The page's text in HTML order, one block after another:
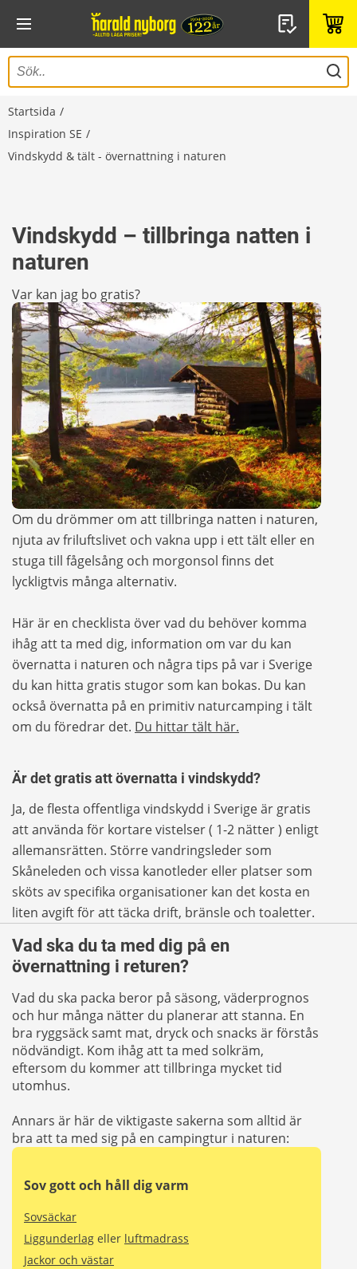
Startsida
Inspiration SE
Vindskydd & tält - övernattning i naturen
Vindskydd – tillbringa natten i
naturen
Var kan jag bo gratis?
Om du drömmer om att tillbringa natten i naturen,
njuta av friluftslivet och vakna upp i ett tält eller en
stuga till fågelsång och morgonsol finns det
lyckligtvis många alternativ.
Här är en checklista över vad du behöver komma
ihåg att ta med dig, information om var du kan
övernatta i naturen och några tips på var i Sverige
du kan hitta gratis stugor som kan bokas. Du kan
också övernatta på en primitiv naturcamping i tält
om du föredrar det. Du hittar tält här.
Är det gratis att övernatta i vindskydd?
Ja, de flesta offentliga vindskydd i Sverige är gratis
att använda för kortare vistelser ( 1-2 nätter ) enligt
allemansrätten. Större vandringsleder som
Skåneleden och vissa kanotleder eller platser som
sköts av specifika organisationer kan det kosta en
liten avgift för att täcka drift, bränsle och toaletter.
Vad ska du ta med dig på en
övernattning i returen?
Vad du ska packa beror på säsong, väderprognos
och hur många nätter du planerar att stanna. En
bra ryggsäck samt mat, dryck och snacks är förstås
nödvändigt. Kom ihåg att ta med solkräm,
eftersom du kommer att tillbringa mycket tid
utomhus.
Annars är här de viktigaste sakerna som alltid är
bra att ta med sig på en campingtur i naturen:
Sov gott och håll dig varm
Sovsäckar
Liggunderlag eller luftmadrass
Jackor och västar